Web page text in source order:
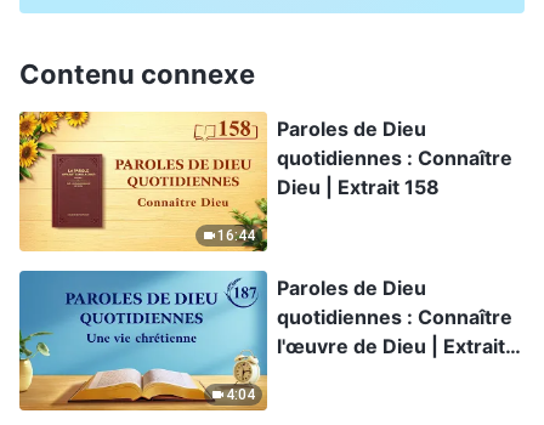
Contenu connexe
16:44
Paroles de Dieu
quotidiennes : Connaître
Dieu | Extrait 158
4:04
Paroles de Dieu
quotidiennes : Connaître
l'œuvre de Dieu | Extrait